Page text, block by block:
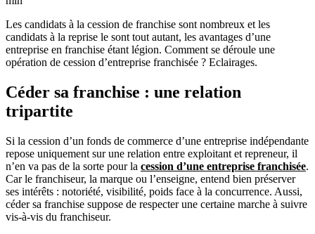
Les candidats à la cession de franchise sont nombreux et les
candidats à la reprise le sont tout autant, les avantages d’une
entreprise en franchise étant légion. Comment se déroule une
opération de cession d’entreprise franchisée ? Eclairages.
Céder sa franchise : une relation
tripartite
Si la cession d’un fonds de commerce d’une entreprise indépendante
repose uniquement sur une relation entre exploitant et repreneur, il
n’en va pas de la sorte pour la cession d’une entreprise franchisée.
Car le franchiseur, la marque ou l’enseigne, entend bien préserver
ses intérêts : notoriété, visibilité, poids face à la concurrence. Aussi,
céder sa franchise suppose de respecter une certaine marche à suivre
vis-à-vis du franchiseur.